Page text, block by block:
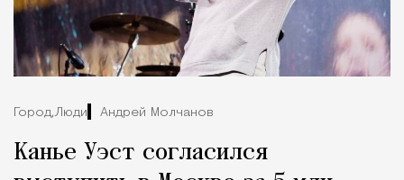
Город,Люди Андрей Молчанов
Канье Уэст согласился